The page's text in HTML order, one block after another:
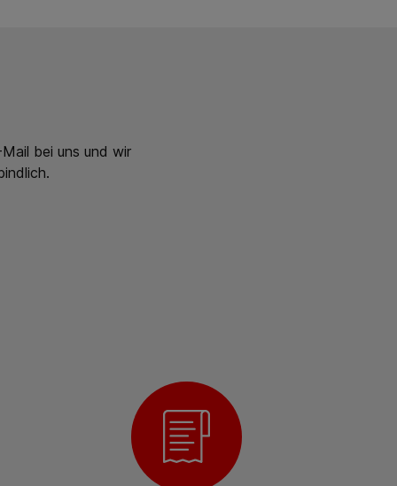
bei uns und wir